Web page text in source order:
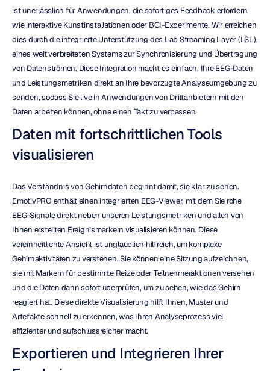
ist unerlässlich für Anwendungen, die sofortiges Feedback erfordern,
wie interaktive Kunstinstallationen oder BCI-Experimente. Wir erreichen
dies durch die integrierte Unterstützung des Lab Streaming Layer (LSL),
eines weit verbreiteten Systems zur Synchronisierung und Übertragung
von Datenströmen. Diese Integration macht es einfach, Ihre EEG-Daten
und Leistungsmetriken direkt an Ihre bevorzugte Analyseumgebung zu
senden, sodass Sie live in Anwendungen von Drittanbietern mit den
Daten arbeiten können, ohne einen Takt zu verpassen.
Daten mit fortschrittlichen Tools
visualisieren
Das Verständnis von Gehirndaten beginnt damit, sie klar zu sehen.
EmotivPRO enthält einen integrierten EEG-Viewer, mit dem Sie rohe
EEG-Signale direkt neben unseren Leistungsmetriken und allen von
Ihnen erstellten Ereignismarkern visualisieren können. Diese
vereinheitlichte Ansicht ist unglaublich hilfreich, um komplexe
Gehirnaktivitäten zu verstehen. Sie können eine Sitzung aufzeichnen,
sie mit Markern für bestimmte Reize oder Teilnehmeraktionen versehen
und die Daten dann sofort überprüfen, um zu sehen, wie das Gehirn
reagiert hat. Diese direkte Visualisierung hilft Ihnen, Muster und
Artefakte schnell zu erkennen, was Ihren Analyseprozess viel
effizienter und aufschlussreicher macht.
Exportieren und Integrieren Ihrer